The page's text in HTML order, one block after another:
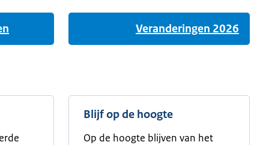
Veranderingen 2026
Blijf op de hoogte
Op de hoogte blijven van het